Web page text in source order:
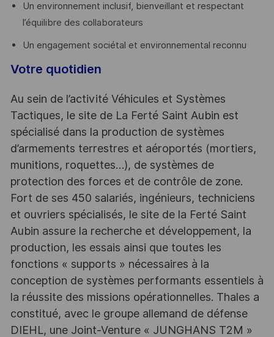
Un environnement inclusif, bienveillant et respectant
l’équilibre des collaborateurs
Un engagement sociétal et environnemental reconnu
Votre quotidien
Au sein de l’activité Véhicules et Systèmes
Tactiques, le site de La Ferté Saint Aubin est
spécialisé dans la production de systèmes
d’armements terrestres et aéroportés (mortiers,
munitions, roquettes…), de systèmes de
protection des forces et de contrôle de zone.
Fort de ses 450 salariés, ingénieurs, techniciens
et ouvriers spécialisés, le site de la Ferté Saint
Aubin assure la recherche et développement, la
production, les essais ainsi que toutes les
fonctions « supports » nécessaires à la
conception de systèmes performants essentiels à
la réussite des missions opérationnelles. Thales a
constitué, avec le groupe allemand de défense
DIEHL, une Joint-Venture « JUNGHANS T2M »